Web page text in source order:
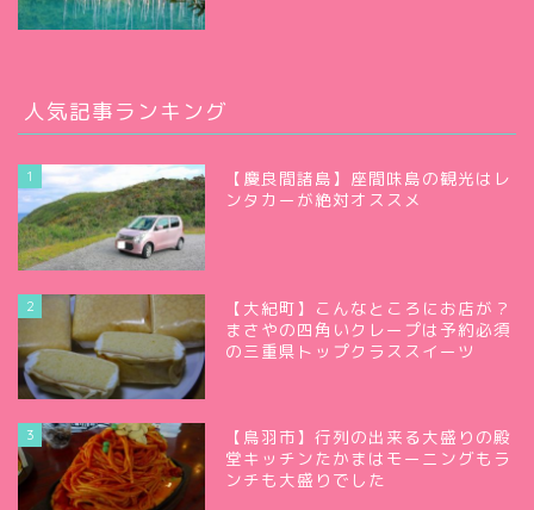
人気記事ランキング
1
【慶良間諸島】座間味島の観光はレ
ンタカーが絶対オススメ
2
【大紀町】こんなところにお店が？
まさやの四角いクレープは予約必須
の三重県トップクラススイーツ
3
【鳥羽市】行列の出来る大盛りの殿
堂キッチンたかまはモーニングもラ
ンチも大盛りでした